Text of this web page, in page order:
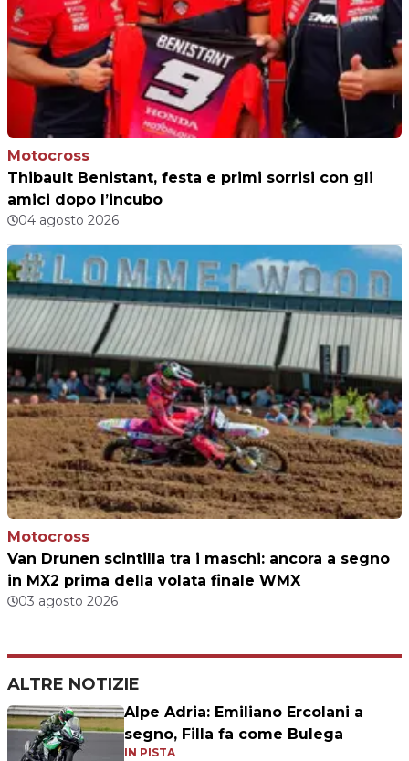
Motocross
Thibault Benistant, festa e primi sorrisi con gli
amici dopo l’incubo
04 agosto 2026
Motocross
Van Drunen scintilla tra i maschi: ancora a segno
in MX2 prima della volata finale WMX
03 agosto 2026
ALTRE NOTIZIE
Alpe Adria: Emiliano Ercolani a
segno, Filla fa come Bulega
IN PISTA